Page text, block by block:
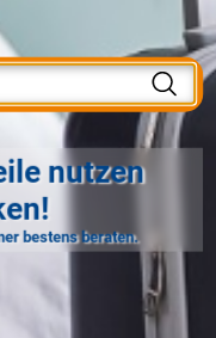
nutzen
bestens beraten.